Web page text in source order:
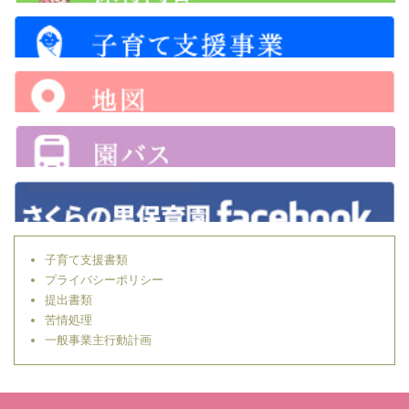
子育て支援書類
プライバシーポリシー
提出書類
苦情処理
一般事業主行動計画